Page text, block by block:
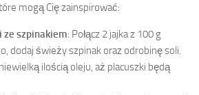
mogą Cię zainspirować:
ze szpinakiem: Połącz 2 jajka z 100 g
dodaj świeży szpinak oraz odrobinę soli.
ilością oleju, aż placuszki będą